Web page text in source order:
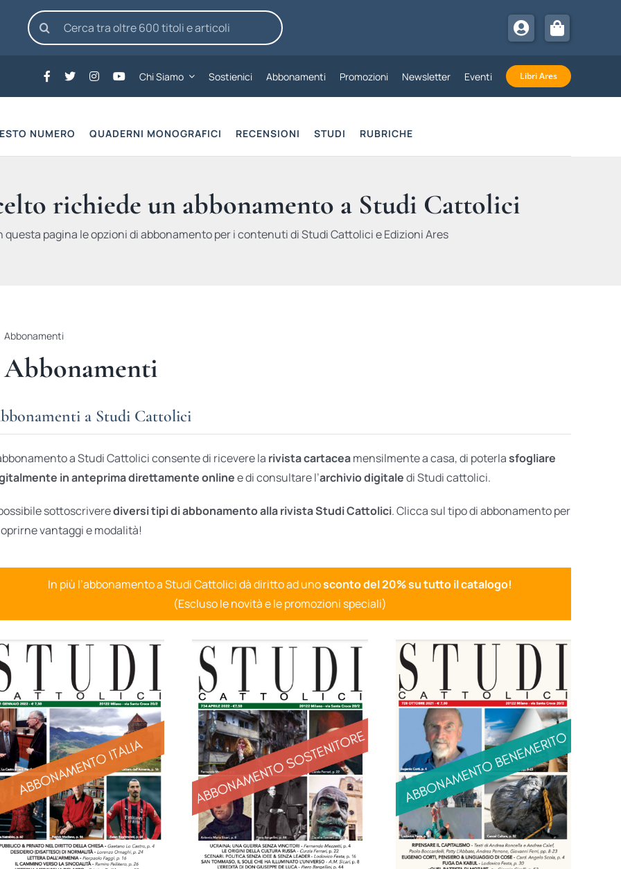
Cerca
per:
Chi Siamo Sostienici Abbonamenti Promozioni Newsletter Eventi Libri Ares
NUMERO QUADERNI MONOGRAFICI RECENSIONI STUDI RUBRICHE
richiede un abbonamento a Studi Cattolici
questa pagina le opzioni di abbonamento per i contenuti di Studi Cattolici e Edizioni Ares
Abbonamenti
Abbonamenti
a Studi Cattolici
a Studi Cattolici consente di ricevere la rivista cartaceamensilmente a casa, di poterlasfogliare
in anteprima direttamente onlinee di consultare l’archivio digitaledi Studi cattolici.
sottoscriverediversi tipi di abbonamento alla rivista Studi Cattolici. Clicca sul tipo di abbonamento per
vantaggi e modalità!
In più l’abbonamento a Studi Cattolici dà diritto ad unosconto del 20% su tutto il catalogo!
(Escluso le novità e le promozioni speciali)